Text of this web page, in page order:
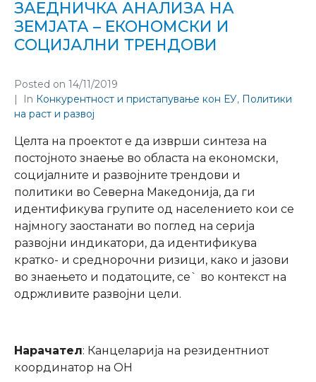
ЗАЕДНИЧКА АНАЛИЗА НА
ЗЕМЈАТА – ЕКОНОМСКИ И
СОЦИЈАЛНИ ТРЕНДОВИ
Posted on 14/11/2019
In Конкурентност и пристапување кон ЕУ, Политики
на раст и развој
Целта на проектот е да изврши синтеза на
постојното знаење во областа на економски,
социјалните и развојните трендови и
политики во Северна Македонија, да ги
идентификува групите од населението кои се
најмногу заостанати во поглед на серија
развојни индикатори, да идентификува
кратко- и среднорочни ризици, како и јазови
во знаењето и податоците, се` во контекст на
одржливите развојни цели.
Нарачател: Канцеларија на резидентниот
координатор на ОН